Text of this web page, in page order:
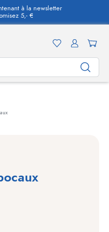
à la newsletter
5,- €